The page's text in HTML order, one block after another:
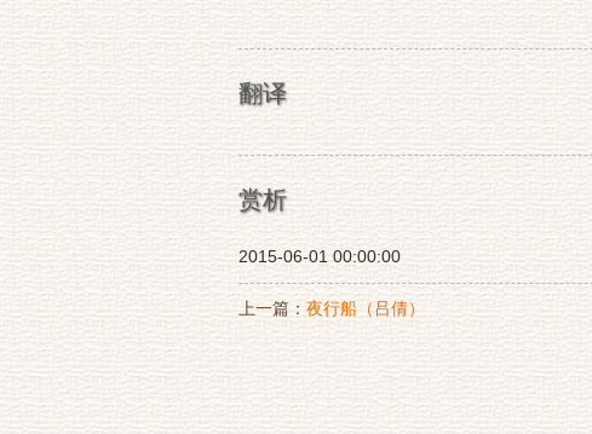
翻译
赏析
2015-06-01 00:00:00
上一篇：夜行船（吕倩）